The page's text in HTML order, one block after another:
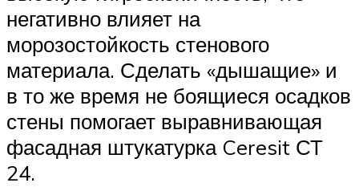
негативно влияет на
морозостойкость стенового
материала. Сделать «дышащие» и
в то же время не боящиеся осадков
стены помогает выравнивающая
фасадная штукатурка Ceresit СТ
24.